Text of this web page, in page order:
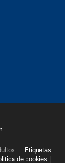
Etiquetas
de cookies